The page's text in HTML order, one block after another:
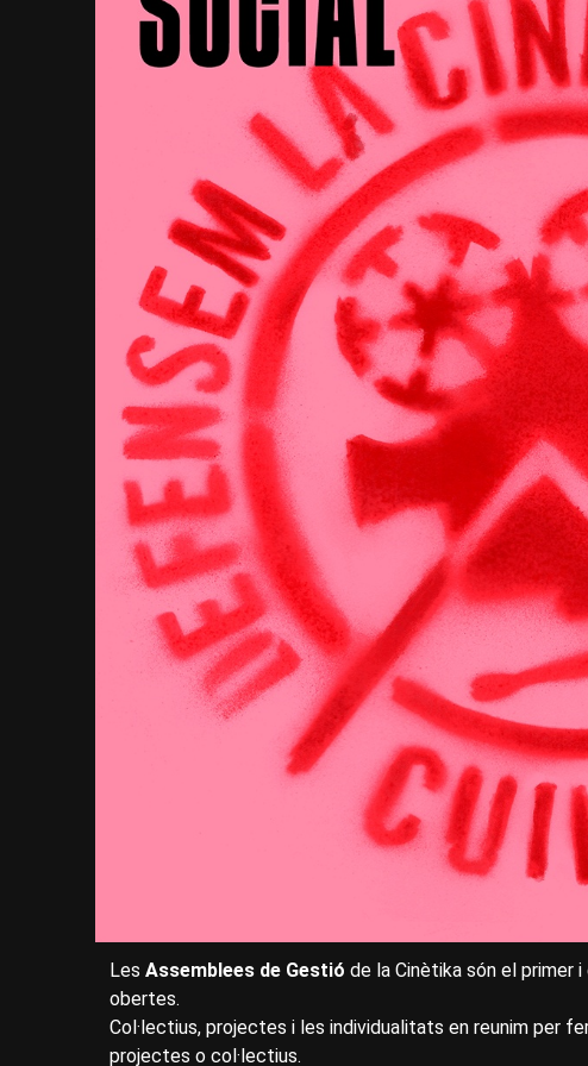
Les Assemblees de Gestió de la Cinètika són el primer
obertes.
Col·lectius, projectes i les individualitats en reunim per
projectes o col·lectius.